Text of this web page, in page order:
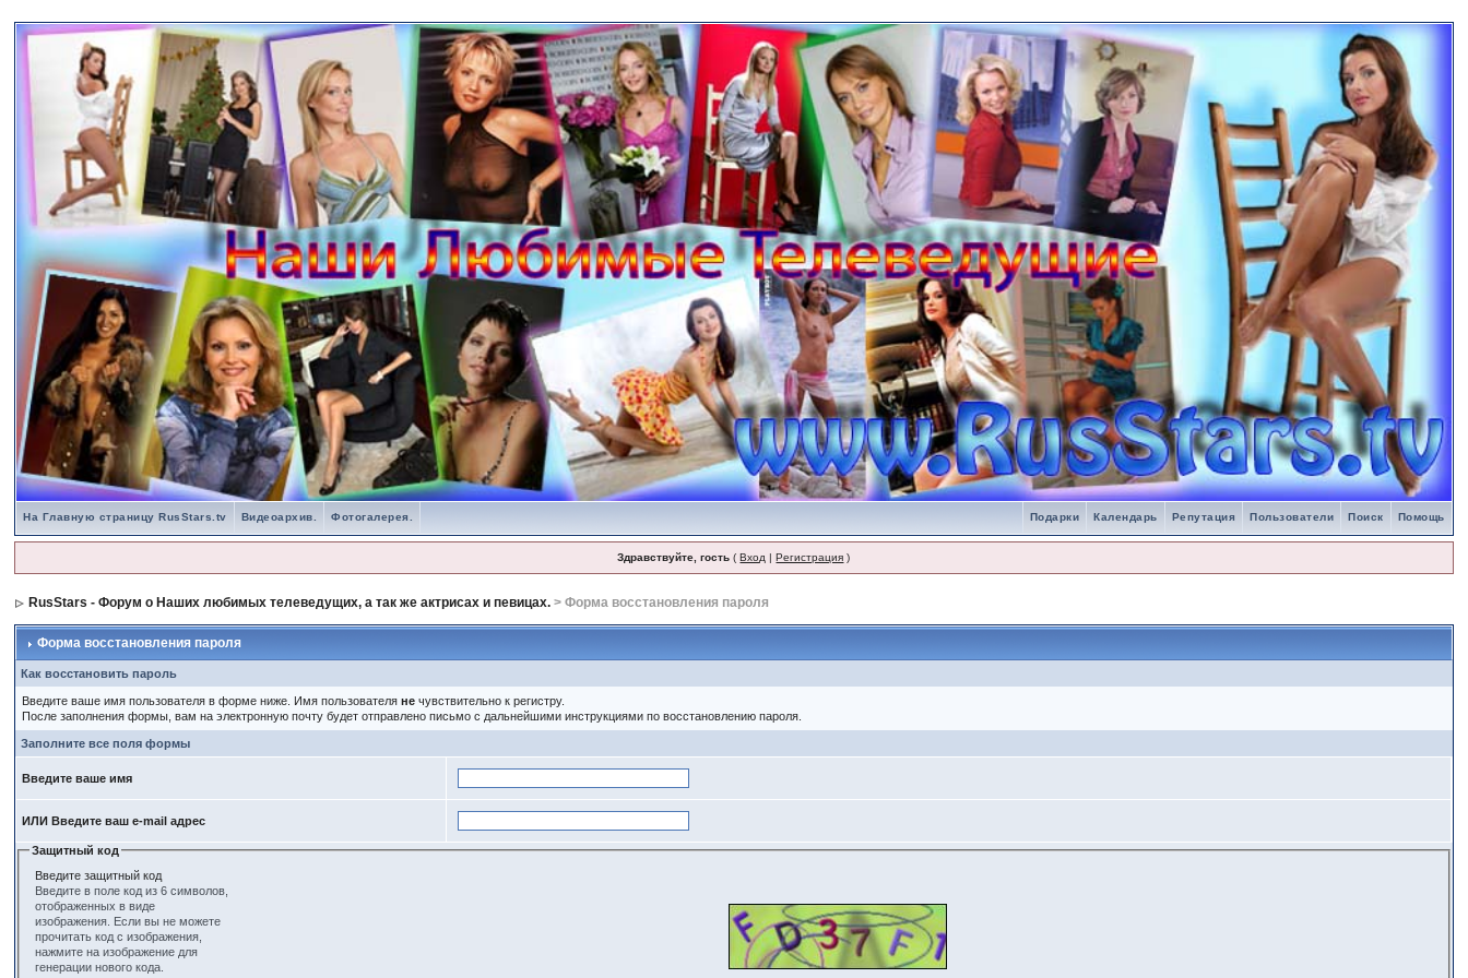
На Главную страницу RusStars.tv Помощь
Поиск
Пользователи
Репутация
Календарь
Подарки
Видеоархив. Фотогалерея.
Здравствуйте, гость (Вход |Регистрация )
RusStars - Форум о Наших любимых телеведущих, а так же актрисах и певицах. > Форма восстановления пароля
Форма восстановления пароля
Как восстановить пароль
Введите ваше имя пользователя в форме ниже. Имя пользователяне чувствительно к регистру.
После заполнения формы, вам на электронную почту будет отправлено письмо с дальнейшими инструкциями по восстановлению пароля.
Заполните все поля формы
Введите ваше имя
ИЛИ Введите ваш e-mail адрес
Защитный код
Введите защитный код
Введите в поле код из 6 символов,
отображенных в виде
изображения. Если вы не можете
прочитать код с изображения,
нажмите на изображение для
генерации нового кода.